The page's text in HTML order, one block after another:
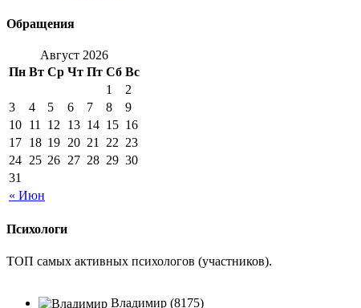
Обращения
Август 2026
Пн Вт Ср Чт Пт Сб Вс
« Июн
1
2
3
4 5 6 7 8
9
10 11 12 13 14 15 16
17 18 19 20 21 22 23
24 25 26 27 28 29 30
31
Психологи
ТОП самых активных психологов (участников).
Владимир (8175)